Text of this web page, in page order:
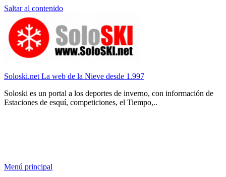
Saltar al contenido
Soloski.net La web de la Nieve desde 1.997
Soloski es un portal a los deportes de inverno, con información de
Estaciones de esquí, competiciones, el Tiempo,..
Menú principal